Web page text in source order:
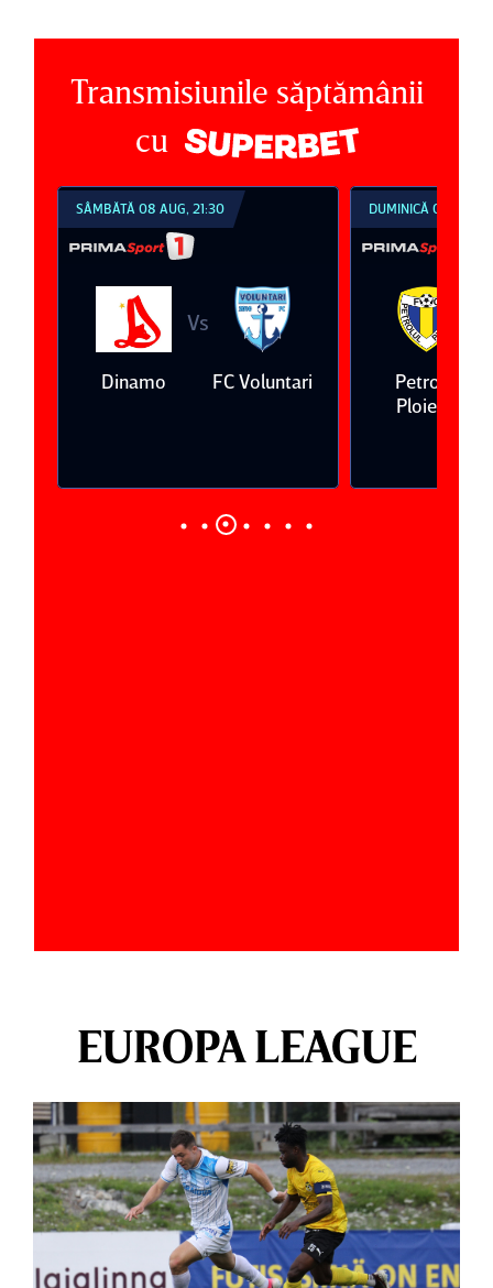
Transmisiunile săptămânii
cu
SÂMBĂTĂ 08 AUG, 21:30
Dinamo
Vs
FC Voluntari
DUMINICĂ 09 AUG,
Petrolul
Ploieşti
EUROPA LEAGUE